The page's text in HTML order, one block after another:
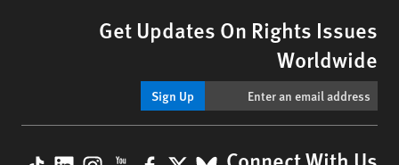
Get Updates On Rights Issues
Worldwide
Sign Up